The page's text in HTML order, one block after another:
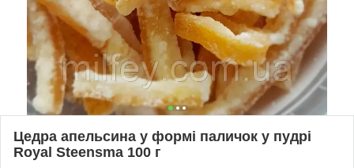
Цедра апельсина у формі паличок у пудрі
Royal Steensma 100 г